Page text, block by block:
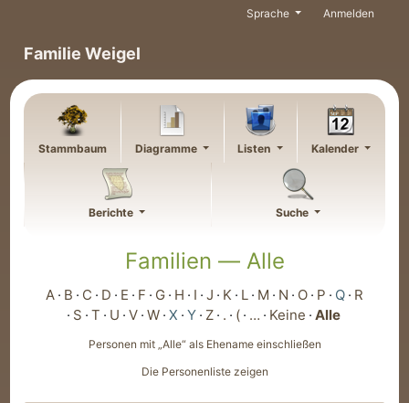
Familie Weigel
Sprache Anmelden
Stammbaum Diagramme Listen Kalender
Berichte Suche
Familien — Alle
A B C D E F G H I J K L M N O P Q R
S T U V W X Y Z . ( … Keine Alle
Personen mit „Alle“ als Ehename einschließen
Die Personenliste zeigen